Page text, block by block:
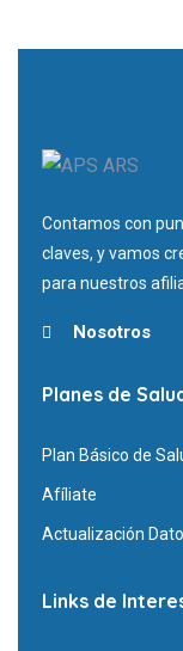
Contamos con
claves, y vamos
para nuestros
Nosotros
Planes de
Plan Básico de
Afíliate
Actualización
Links de